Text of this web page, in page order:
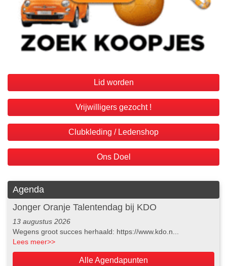
Lid worden
Vrijwilligers gezocht !
Clubkleding / Ledenshop
Ons Doel
Agenda
Jonger Oranje Talentendag bij KDO
13 augustus 2026
Wegens groot succes herhaald: https://www.kdo.n...
Lees meer>>
Alle Agendapunten